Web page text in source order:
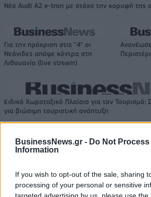
BusinessNews.gr - Do Not
Information
If you wish to opt-out of the sale, sharing
processing of your personal or sensitive
targeted advertising by us, please use the
Νέο Audi A2 e-tron με στόχο την κορυφή της
Για την πρόκριση στις "4" οι
Νεάνιδες απόψε κόντρα στη
Λιθουανία (live stream)
Περιστέρι
Ειδικό Χωροταξικό Πλαίσιο για τον Τουρισμό:
για βιώσιμη τουριστική ανάπτυξη
εκατ. ευρώ στο α' εξάμηνο –
Στα 734 εκατ. ευρώ τα EBITDA
Αθήνας -